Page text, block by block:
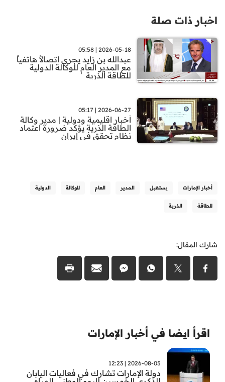
اخبار ذات صلة
2026-05-18 | 05:58
عبدالله بن زايد يجري اتصالاً هاتفياً
مع المدير العام للوكالة الدولية
للطاقة الذرية
2026-06-27 | 05:17
أخبار اقليمية ودولية | مدير وكالة
الطاقة الذرية يؤكد ضرورة اعتماد
نظام تحقق في إيران
أخبار الإمارات يستقبل المدير العام للوكالة الدولية
للطاقة الذرية
شارك المقال:
اقرأ ايضا في أخبار الإمارات
2026-08-05 | 12:23
دولة الإمارات تشارك في فعاليات اليابان